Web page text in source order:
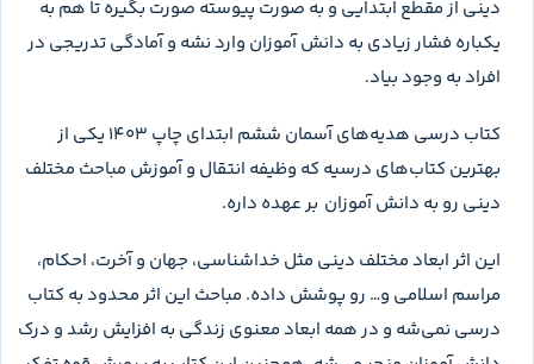
دینی از مقطع ابتدایی و به صورت پیوسته صورت بگیره تا هم به
یکباره فشار زیادی به دانش آموزان وارد نشه و آمادگی تدریجی در
افراد به وجود بیاد.
کتاب درسی هدیه‌های آسمان ششم ابتدای چاپ 1403 یکی از
بهترین کتاب‌های درسیه که وظیفه انتقال و آموزش مباحث مختلف
دینی رو به دانش آموزان بر عهده داره.
این اثر ابعاد مختلف دینی مثل خداشناسی، جهان و آخرت، احکام،
مراسم اسلامی و… رو پوشش داده. مباحث این اثر محدود به کتاب
درسی نمی‌شه و در همه ابعاد معنوی زندگی به افزایش رشد و درک